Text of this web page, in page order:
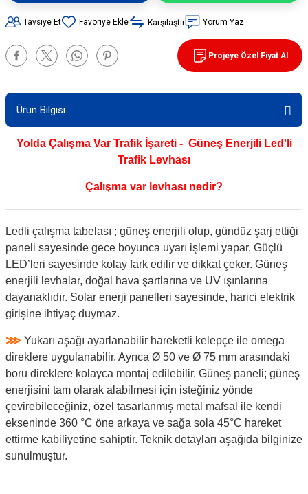
Otopark Projelendirme
Tavsiye Et Karşılaştır Yorum Yaz
Projeye Özel Fiyat Al
Ürün Bilgisi
Yolda Çalışma Var Trafik İşareti - Güneş Enerjili Led'li
Trafik Levhası
Çalışma var levhası nedir?
Ledli çalışma tabelası ; güneş enerjili olup, gündüz şarj ettiği
paneli sayesinde gece boyunca uyarı işlemi yapar. Güçlü
LED’leri sayesinde kolay fark edilir ve dikkat çeker. Güneş
enerjili levhalar, doğal hava şartlarına ve UV ışınlarına
dayanaklıdır. Solar enerji panelleri sayesinde, harici elektrik
girişine ihtiyaç duymaz.
⋙ Yukarı aşağı ayarlanabilir hareketli kelepçe ile omega
direklere uygulanabilir. Ayrıca Ø 50 ve Ø 75 mm arasındaki
boru direklere kolayca montaj edilebilir. Güneş paneli; güneş
enerjisini tam olarak alabilmesi için isteğiniz yönde
çevirebileceğiniz, özel tasarlanmış metal mafsal ile kendi
ekseninde 360 °C öne arkaya ve sağa sola 45°C hareket
ettirme kabiliyetine sahiptir. Teknik detayları aşağıda bilginize
sunulmuştur.